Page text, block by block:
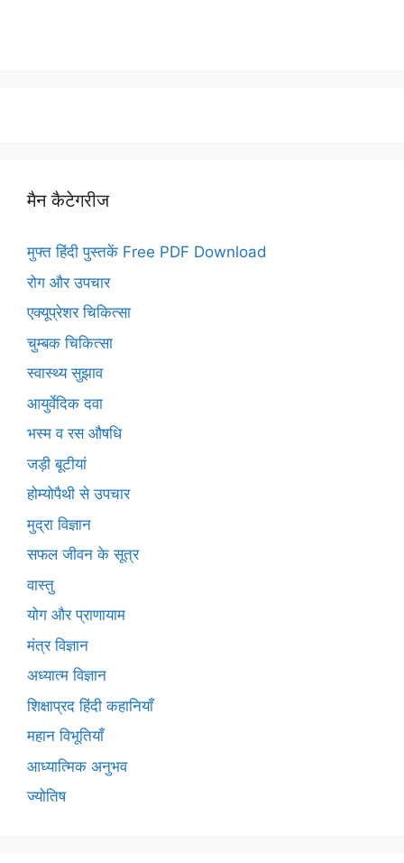
मैन कैटेगरीज
मुफ्त हिंदी पुस्तकें Free PDF Download
रोग और उपचार
एक्यूप्रेशर चिकित्सा
चुम्बक चिकित्सा
स्वास्थ्य सुझाव
आयुर्वेदिक दवा
भस्म व रस औषधि
जड़ी बूटीयां
होम्योपैथी से उपचार
मुद्रा विज्ञान
सफल जीवन के सूत्र
वास्तु
योग और प्राणायाम
मंत्र विज्ञान
अध्यात्म विज्ञान
शिक्षाप्रद हिंदी कहानियाँ
महान विभूतियाँ
आध्यात्मिक अनुभव
ज्योतिष